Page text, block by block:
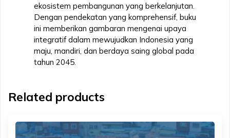
ekosistem pembangunan yang berkelanjutan.
Dengan pendekatan yang komprehensif, buku
ini memberikan gambaran mengenai upaya
integratif dalam mewujudkan Indonesia yang
maju, mandiri, dan berdaya saing global pada
tahun 2045.
Related products